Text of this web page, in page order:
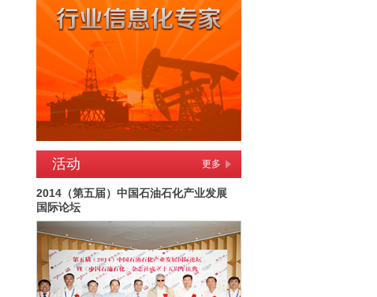
活动 更多
2014（第五届）中国石油石化产业发展
国际论坛